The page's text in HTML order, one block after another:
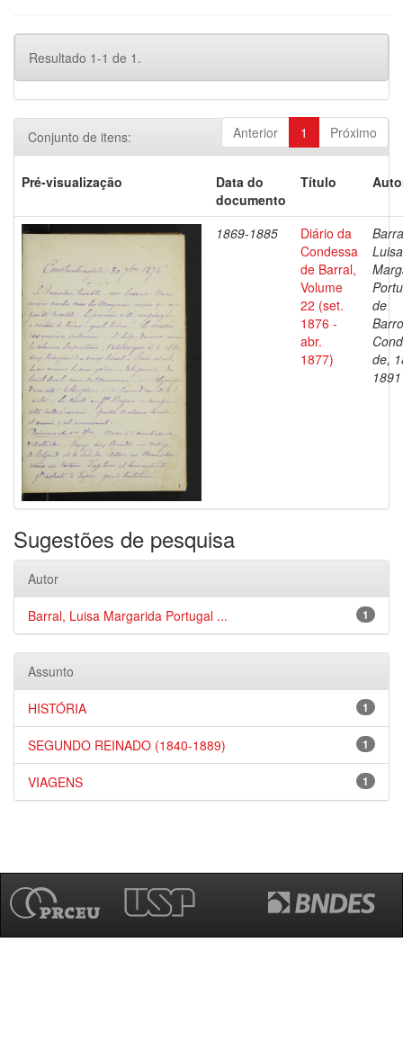
Resultado 1-1 de 1.
Anterior 1 Próximo
Conjunto de itens:
Pré-visualização
Data do
documento
Título
1869-1885
Diário da
Condessa
de Barral,
Volume
22 (set.
1876 -
abr.
1877)
Luisa
de
de,
1891
Sugestões de pesquisa
Autor
1
Barral, Luisa Margarida Portugal ...
Assunto
1
HISTÓRIA
1
SEGUNDO REINADO (1840-1889)
1
VIAGENS